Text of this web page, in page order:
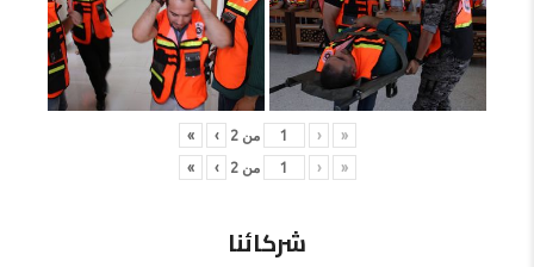
«
‹ من2
›
»
«
‹ من2
›
»
شركائنا